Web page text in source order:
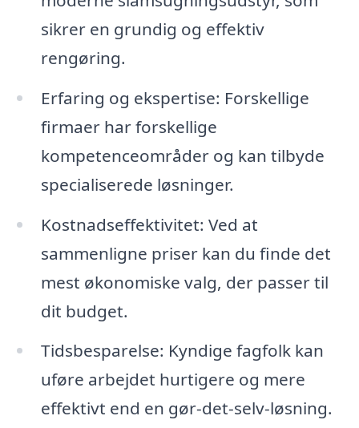
sikrer en grundig og effektiv
rengøring.
Erfaring og ekspertise: Forskellige
firmaer har forskellige
kompetenceområder og kan tilbyde
specialiserede løsninger.
Kostnadseffektivitet: Ved at
sammenligne priser kan du finde det
mest økonomiske valg, der passer til
dit budget.
Tidsbesparelse: Kyndige fagfolk kan
uføre arbejdet hurtigere og mere
effektivt end en gør-det-selv-løsning.